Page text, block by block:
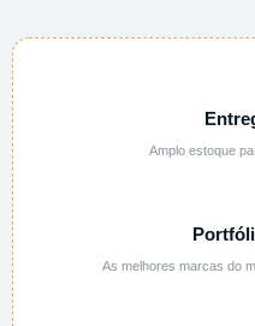
1KG
quantidade
Amplo estoque
As melhores marcas do